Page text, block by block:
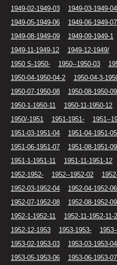
1949-02-1949-03
1949-03-1949-04
1949-05-1949-06
1949-06-1949-07
1949-08-1949-09
1949-09-1949-1
1949-11-1949-12
1949-12-1949/
1950 S-1950-
1950--1950-03
1950-04-1950-04-2
1950-04-3-
1950-07-1950-08
1950-08-1950-09
1950-1-1950-11
1950-11-1950-12
1950/-1951
1951-1951- 1951--
1951-03-1951-04
1951-04-1951-05
1951-06-1951-07
1951-08-1951-09
1951-1-1951-11
1951-11-1951-12
1952-1952-
1952--1952-02
1952-03-1952-04
1952-04-1952-06
1952-07-1952-08
1952-08-1952-09
1952-1-1952-11
1952-11-1952-11-2
1952-12-1953
1953-1953-
1953-02-1953-03
1953-03-1953-04
1953-05-1953-06
1953-06-1953-07